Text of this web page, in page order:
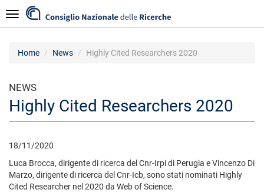
to
main
Navigazione
Home News Highly Cited Researchers 2020
NEWS
Highly Cited Researchers 2020
18/11/2020
Luca Brocca, dirigente di ricerca del Cnr-Irpi di Perugia e Vincenzo Di
Marzo, dirigente di ricerca del Cnr-Icb, sono stati nominati Highly
Cited Researcher nel 2020 da Web of Science.